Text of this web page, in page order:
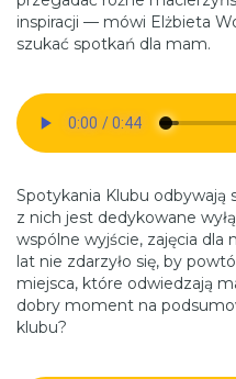
inspiracji — mówi Elżbieta
szukać spotkań dla mam.
Spotykania Klubu odbywają
z nich jest dedykowane
wspólne wyjście, zajęcia dla
lat nie zdarzyło się, by
miejsca, które odwiedzają
dobry moment na
klubu?